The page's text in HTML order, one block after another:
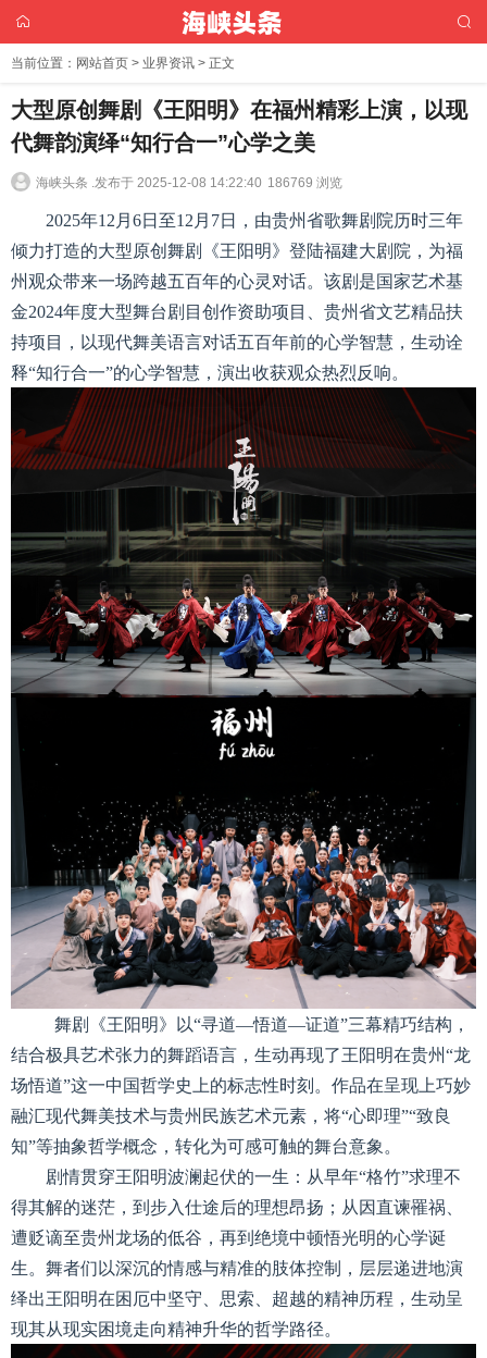
当前位置： 网站首页 > 业界资讯 > 正文
大型原创舞剧《王阳明》在福州精彩上演，以现
代舞韵演绎“知行合一”心学之美
海峡头条 .发布于 2025-12-08 14:22:40 186769 浏览
2025年12月6日至12月7日，由贵州省歌舞剧院历时三年
倾力打造的大型原创舞剧《王阳明》登陆福建大剧院，为福
州观众带来一场跨越五百年的心灵对话。 该剧是国家艺术基
金2024年度大型舞台剧目创作资助项目、贵州省文艺精品扶
持项目
， 以现代舞美语言对话五百年前的心学智慧 ，生动诠
释“知行合一”的心学智慧，演出收获观众热烈反响。
舞剧《王阳明》以“寻道—悟道—证道”三幕精巧结构，
结合极具艺术张力的舞蹈语言，生动再现了王阳明在贵州“龙
场悟道”这一中国哲学史上的标志性时刻。作品在呈现上巧妙
融汇现代舞美技术与贵州民族艺术元素，将“心即理”“致良
知”等抽象哲学概念，转化为可感可触的舞台意象。
剧情贯穿王阳明波澜起伏的一生：从早年“格竹”求理不
得其解的迷茫，到步入仕途后的理想昂扬；从因直谏罹祸、
遭贬谪至贵州龙场的低谷，再到绝境中顿悟光明的心学诞
生。舞者们以深沉的情感与精准的肢体控制，层层递进地演
绎出王阳明在困厄中坚守、思索、超越的精神历程，生动呈
现其从现实困境走向精神升华的哲学路径。